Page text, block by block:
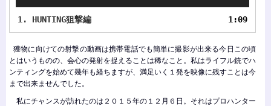
1. HUNTING狙撃編 1:09
獲物に向けての射撃の動画は携帯電話でも簡単に撮影が出来る今日この頃
とはいうものの、会心の発射を捉えることは稀なこと。私はライフル銃でハ
ンティングを始めて幾年も経ちますが、満足いく１発を映像に残すことは今
まで出来ませんでした。
私にチャンスが訪れたのは２０１５年の１２月６日。それはプロハンター